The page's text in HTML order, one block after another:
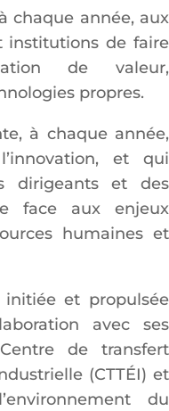
chaque année, aux
institutions de faire
de valeur,
propres.
à chaque année,
et qui
dirigeants et des
face aux enjeux
humaines et
initiée et propulsée
avec ses
de transfert
(CTTÉI) et
du